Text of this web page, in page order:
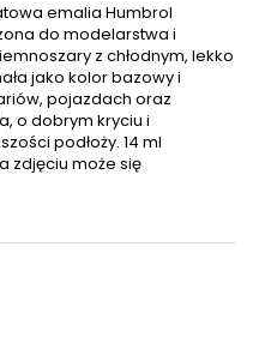
emalia Humbrol
do modelarstwa i
z chłodnym, lekko
jako kolor bazowy i
pojazdach oraz
o dobrym kryciu i
podłoży. 14 ml
zdjęciu może się